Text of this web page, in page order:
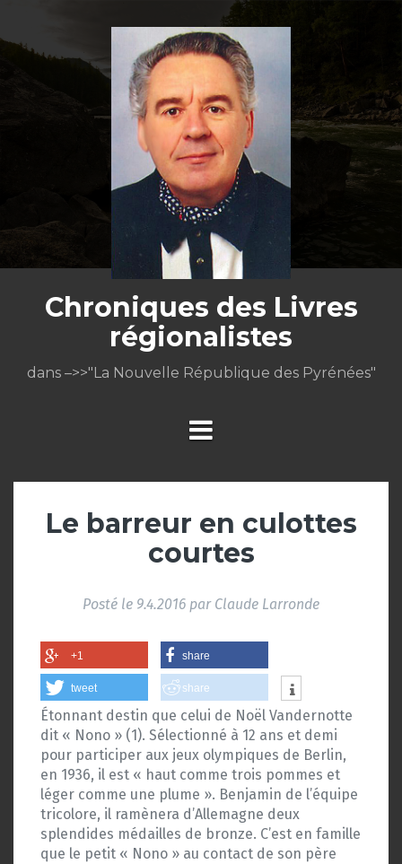
contenu
Chroniques des Livres
régionalistes
dans –>>"La Nouvelle République des Pyrénées"
Le barreur en culottes
courtes
Posté le 9.4.2016 par Claude Larronde
+1 share
tweet share
Étonnant destin que celui de Noël Vandernotte
dit « Nono » (1). Sélectionné à 12 ans et demi
pour participer aux jeux olympiques de Berlin,
en 1936, il est « haut comme trois pommes et
léger comme une plume ». Benjamin de l’équipe
tricolore, il ramènera d’Allemagne deux
splendides médailles de bronze. C’est en famille
que le petit « Nono » au contact de son père